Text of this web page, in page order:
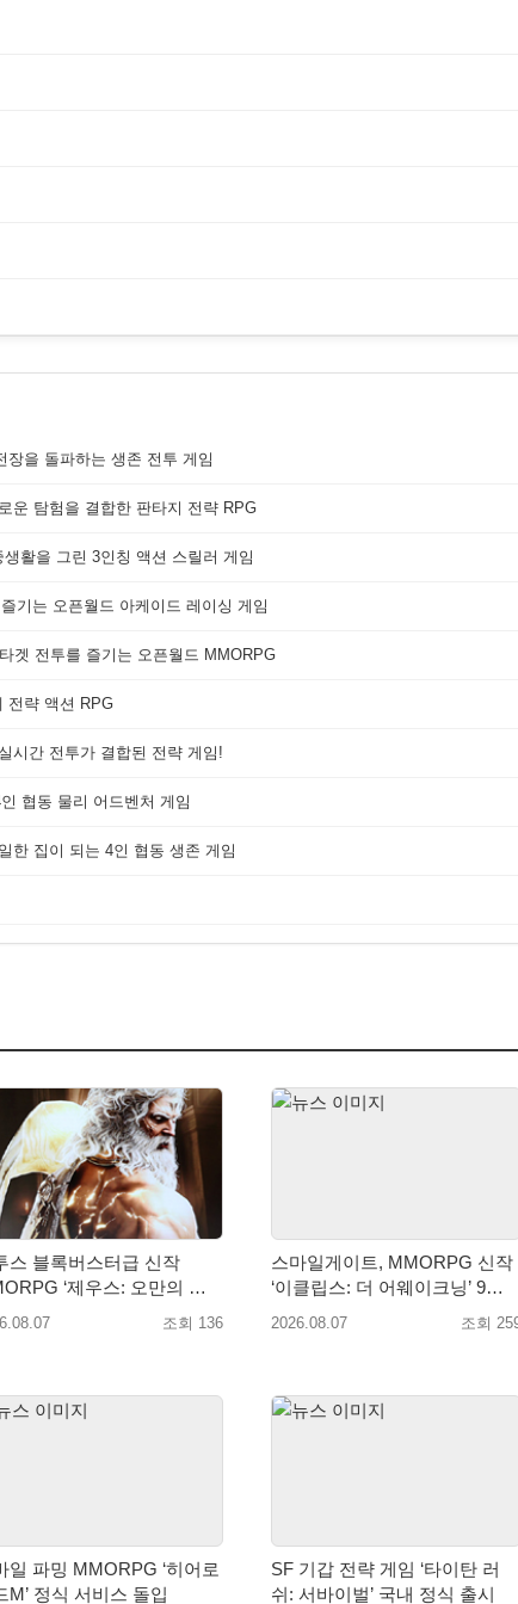
을 돌파하는 생존 전투 게임
운 탐험을 결합한 판타지 전략 RPG
활을 그린 3인칭 액션 스릴러 게임
기는 오픈월드 아케이드 레이싱 게임
겟 전투를 즐기는 오픈월드 MMORPG
전략 액션 RPG
시간 전투가 결합된 전략 게임!
협동 물리 어드벤처 게임
한 집이 되는 4인 협동 생존 게임
스 블록버스터급 신작
‘제우스: 오만의 신’,
26일 출시!
조회 136
스마일게이트, MMORPG 신작
‘이클립스: 더 어웨이크닝’ 9월
10일 론칭!
2026.08.07 조회
일 파밍 MMORPG ‘히어로
M’ 정식 서비스 돌입
SF 기갑 전략 게임 ‘타이탄 러
쉬: 서바이벌’ 국내 정식 출시